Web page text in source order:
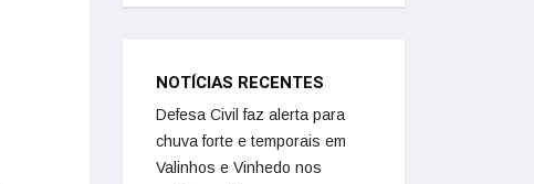
NOTÍCIAS RECENTES
Defesa Civil faz alerta para
chuva forte e temporais em
Valinhos e Vinhedo nos